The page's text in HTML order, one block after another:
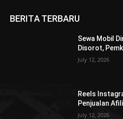
BERITA TERBARU
Sewa Mobil
Disorot,
July 12, 2026
Reels
Penjualan
July 12, 2026